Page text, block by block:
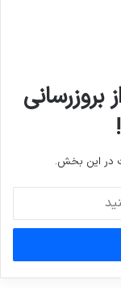
بروزرسانی
در این بخش.